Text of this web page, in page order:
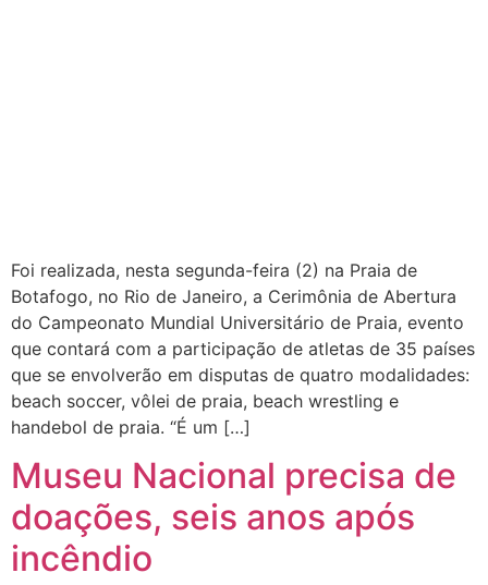
Foi realizada, nesta segunda-feira (2) na Praia de
Botafogo, no Rio de Janeiro, a Cerimônia de Abertura
do Campeonato Mundial Universitário de Praia, evento
que contará com a participação de atletas de 35 países
que se envolverão em disputas de quatro modalidades:
beach soccer, vôlei de praia, beach wrestling e
handebol de praia. “É um […]
Museu Nacional precisa de
doações, seis anos após
incêndio